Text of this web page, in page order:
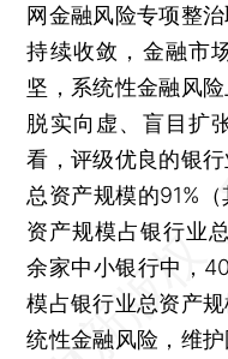
网金融风险专项整
持续收敛，金融市
坚，系统性金融风
脱实向虚、盲目扩
看，评级优良的银
总资产规模的91%
资产规模占银行业
余家中小银行中，
模占银行业总资产
统性金融风险，维